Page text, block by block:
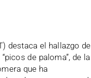
destaca el hallazgo de
de paloma”, de la
que ha